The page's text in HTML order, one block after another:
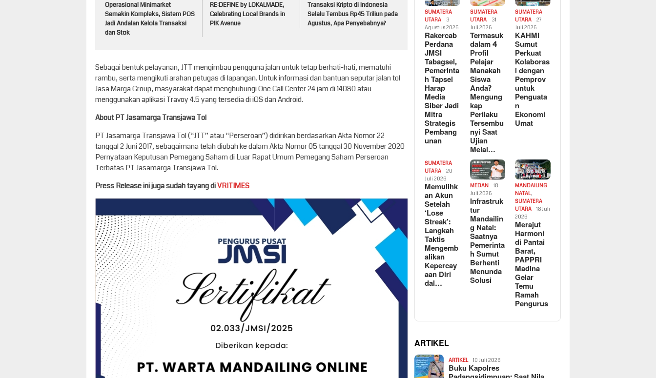
Operasional Minimarket
Semakin Kompleks, Sistem POS
Jadi Andalan Kelola Transaksi
dan Stok
RE:DEFINE by LOKALMADE,
Celebrating Local Brands in
PIK Avenue
Transaksi Kripto di Indonesia
Selalu Tembus Rp45 Triliun pada
Agustus, Apa Penyebabnya?
Sebagai bentuk pelayanan, JTT mengimbau pengguna jalan untuk tetap berhati-hati, mematuhi
rambu, serta mengikuti arahan petugas di lapangan. Untuk informasi dan bantuan seputar jalan tol
Jasa Marga Group, masyarakat dapat menghubungi One Call Center 24 jam di 14080 atau
menggunakan aplikasi Travoy 4.5 yang tersedia di iOS dan Android.
About PT Jasamarga Transjawa Tol
PT Jasamarga Transjawa Tol (“JTT” atau “Perseroan”) didirikan berdasarkan Akta Nomor 22
tanggal 2 Juni 2017, sebagaimana telah diubah ke dalam Akta Nomor 05 tanggal 30 November 2020
Pernyataan Keputusan Pemegang Saham di Luar Rapat Umum Pemegang Saham Perseroan
Terbatas PT Jasamarga Transjawa Tol.
Press Release ini juga sudah tayang diVRITIMES
SUMATERA
UTARA
3
Agustus 2026
Rakercab
Perdana
JMSI
Tabagsel,
Pemerinta
h Tapsel
Harap
Media
Siber Jadi
Mitra
Strategis
Pembang
unan
SUMATERA
UTARA
31
Juli 2026
Termasuk
dalam 4
Profil
Pelajar
Manakah
Siswa
Anda?
Mengung
kap
Perilaku
Tersembu
nyi Saat
Ujian
Melal…
SUMATERA
UTARA
27
Juli 2026
KAHMI
Sumut
Perkuat
Kolaboras
i dengan
Pemprov
untuk
Penguata
n
Ekonomi
Umat
SUMATERA
UTARA
20
Juli 2026
Memulihk
an Akun
Setelah
‘Lose
Streak’:
Langkah
Taktis
Mengemb
alikan
Kepercay
aan Diri
dal…
MEDAN
18
Juli 2026
Infrastruk
tur
Mandailin
g Natal:
Saatnya
Pemerinta
h Sumut
Berhenti
Menunda
Solusi
MANDAILING
NATAL,
SUMATERA
UTARA
18 Juli
2026
Merajut
Harmoni
di Pantai
Barat,
PAPPRI
Madina
Gelar
Temu
Ramah
Pengurus
ARTIKEL
ARTIKEL 10 Juli 2026
Buku Kapolres